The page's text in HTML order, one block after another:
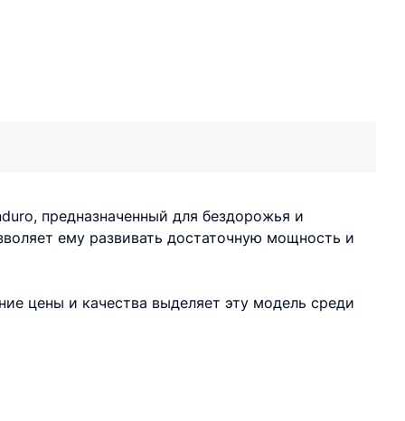
предназначенный для бездорожья и
ему развивать достаточную мощность и
цены и качества выделяет эту модель среди